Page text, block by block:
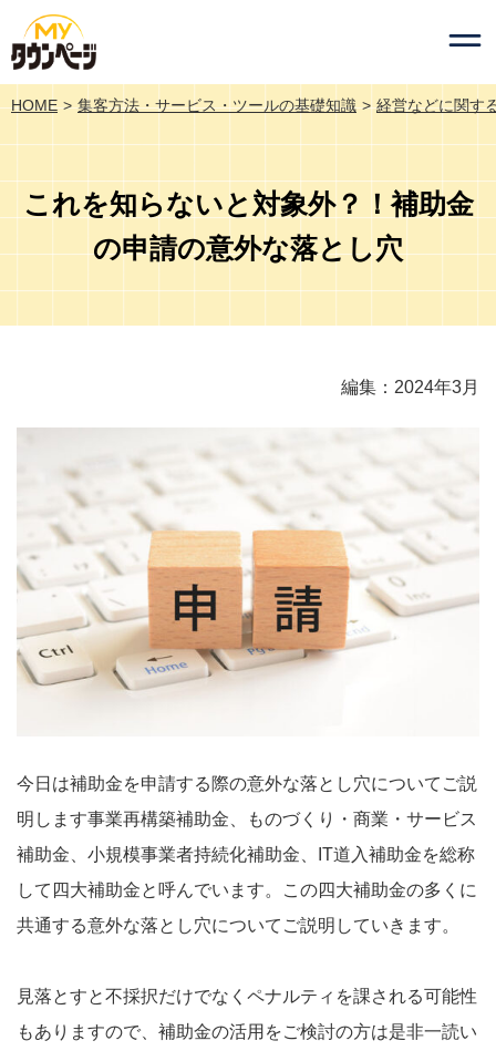
HOME 集客方法・サービス・ツールの基礎知識 経営などに関す
これを知らないと対象外？！補助金
の申請の意外な落とし穴
編集：2024年3月
今日は補助金を申請する際の意外な落とし穴についてご説
明します事業再構築補助金、ものづくり・商業・サービス
補助金、小規模事業者持続化補助金、IT道入補助金を総称
して四大補助金と呼んでいます。この四大補助金の多くに
共通する意外な落とし穴についてご説明していきます。
見落とすと不採択だけでなくペナルティを課される可能性
もありますので、補助金の活用をご検討の方は是非一読い